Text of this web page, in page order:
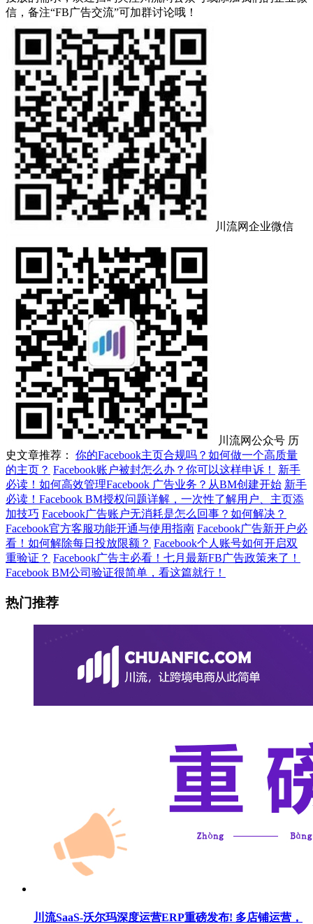
信，备注“FB广告交流”可加群讨论哦！
川流网企业微信
川流网公众号 历
史文章推荐： 你的Facebook主页合规吗？如何做一个高质量
的主页？ Facebook账户被封怎么办？你可以这样申诉！
新手
必读！如何高效管理Facebook 广告业务？从BM创建开始 新手
必读！Facebook BM授权问题详解，一次性了解用户、主页添
加技巧 Facebook广告账户无消耗是怎么回事？如何解决？
Facebook官方客服功能开通与使用指南 Facebook广告新开户必
看！如何解除每日投放限额？ Facebook个人账号如何开启双
重验证？ Facebook广告主必看！七月最新FB广告政策来了！
Facebook BM公司验证很简单，看这篇就行！
热门推荐
川流SaaS-沃尔玛深度运营ERP重磅发布! 多店铺运营，